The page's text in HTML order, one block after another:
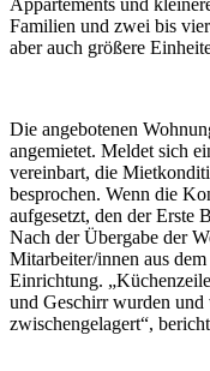
Familien und zwei bis
aber auch größere
Die angebotenen
angemietet. Meldet sich
vereinbart, die
besprochen. Wenn die
aufgesetzt, den der Erste
Nach der Übergabe der
Mitarbeiter/innen aus
Einrichtung.
und Geschirr wurden und
zwischengelagert“,